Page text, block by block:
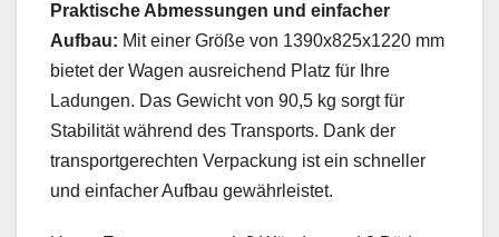
Praktische Abmessungen und einfacher
Aufbau: Mit einer Größe von 1390x825x1220 mm
bietet der Wagen ausreichend Platz für Ihre
Ladungen. Das Gewicht von 90,5 kg sorgt für
Stabilität während des Transports. Dank der
transportgerechten Verpackung ist ein schneller
und einfacher Aufbau gewährleistet.